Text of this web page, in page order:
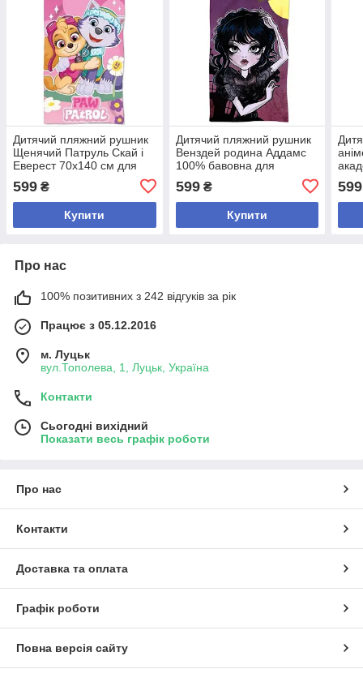
Дитячий пляжний рушник
Щенячий Патруль Скай і
Еверест 70х140 см для
599 ₴
Купити
Дитячий пляжний рушник
Венздей родина Аддамс
100% бавовна для
599₴
Купити
599
Про нас
100% позитивних з 242 відгуків за рік
Працює з 05.12.2016
м. Луцьк
вул.Тополева, 1, Луцьк, Україна
Контакти
Сьогодні вихідний
Показати весь графік роботи
Про нас
Контакти
Доставка та оплата
Графік роботи
Повна версія сайту